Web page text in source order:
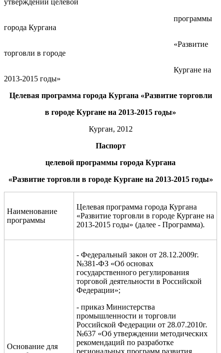
программы
города Кургана
«Развитие
торговли в городе
Кургане на
2013-2015 годы»
Целевая программа города Кургана «Развитие торговли
в городе Кургане на 2013-2015 годы»
Курган, 2012
Паспорт
целевой программы города Кургана
«Развитие торговли в городе Кургане на 2013-2015годы»
Наименование
программы
Целевая программа города Кургана
«Развитие торговли в городе Кургане на
2013-2015 годы» (далее - Программа).
Основание для
- Федеральный закон от 28.12.2009г.
№381-ФЗ «Об основах
государственного регулирования
торговой деятельности в Российской
Федерации»;
- приказ Министерства
промышленности и торговли
Российской Федерации от 28.07.2010г.
№637 «Об утверждении методических
рекомендаций по разработке
региональных программ развития